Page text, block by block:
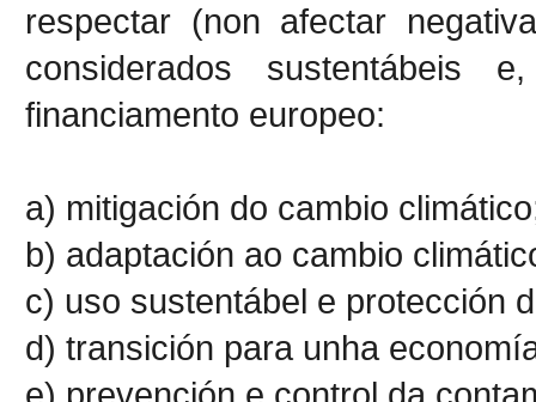
respectar (non afectar
considerados sustentábeis
financiamento europeo:
a) mitigación do cambio
b) adaptación ao cambio
c) uso sustentábel e protección
d) transición para unha